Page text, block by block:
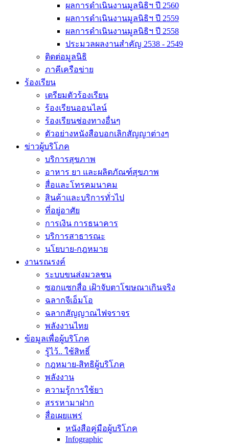
ผลการดำเนินงานมูลนิธิฯ ปี 2560
ผลการดำเนินงานมูลนิธิฯ ปี 2559
ผลการดำเนินงานมูลนิธิฯ ปี 2558
ประมวลผลงานสำคัญ 2538 - 2549
ติดต่อมูลนิธิ
ภาคีเครือข่าย
ร้องเรียน
เตรียมตัวร้องเรียน
ร้องเรียนออนไลน์
ร้องเรียนช่องทางอื่นๆ
ตัวอย่างหนังสือบอกเลิกสัญญาต่างๆ
ข่าวผู้บริโภค
บริการสุขภาพ
อาหาร ยา และผลิตภัณฑ์สุขภาพ
สื่อและโทรคมนาคม
สินค้าและบริการทั่วไป
ที่อยู่อาศัย
การเงิน การธนาคาร
บริการสาธารณะ
นโยบาย-กฎหมาย
งานรณรงค์
ระบบขนส่งมวลชน
ซอกแซกสื่อ เฝ้าจับตาโฆษณาเกินจริง
ฉลากจีเอ็มโอ
ฉลากสัญญาณไฟจราจร
พลังงานไทย
ข้อมูลเพื่อผู้บริโภค
รู้ไว้.. ใช้สิทธิ์
กฎหมาย-สิทธิผู้บริโภค
พลังงาน
ความรู้การใช้ยา
สรรหามาฝาก
สื่อเผยแพร่
หนังสือคู่มือผู้บริโภค
Infographic